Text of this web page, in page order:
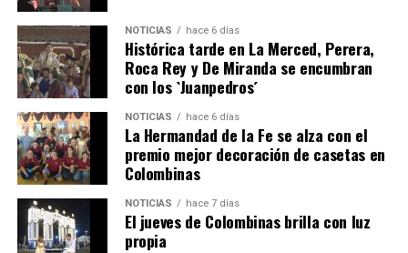
QUINTA CORRIDA DE LAS FIESTAS COLOMBINAS
2026
hace 4 días· Huelvatv
NOTICIAS hace 6 días
Histórica tarde en La Merced, Perera,
Roca Rey y De Miranda se encumbran
con los `Juanpedros´
NOTICIAS hace 6 días
La Hermandad de la Fe se alza con el
premio mejor decoración de casetas en
Colombinas
NOTICIAS hace 7 días
El jueves de Colombinas brilla con luz
propia